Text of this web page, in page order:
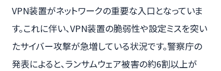
VPN装置がネットワークの重要な入口となっていま
す。これに伴い、VPN装置の脆弱性や設定ミスを突い
たサイバー攻撃が急増している状況です。警察庁の
発表によると、ランサムウェア被害の約6割以上が